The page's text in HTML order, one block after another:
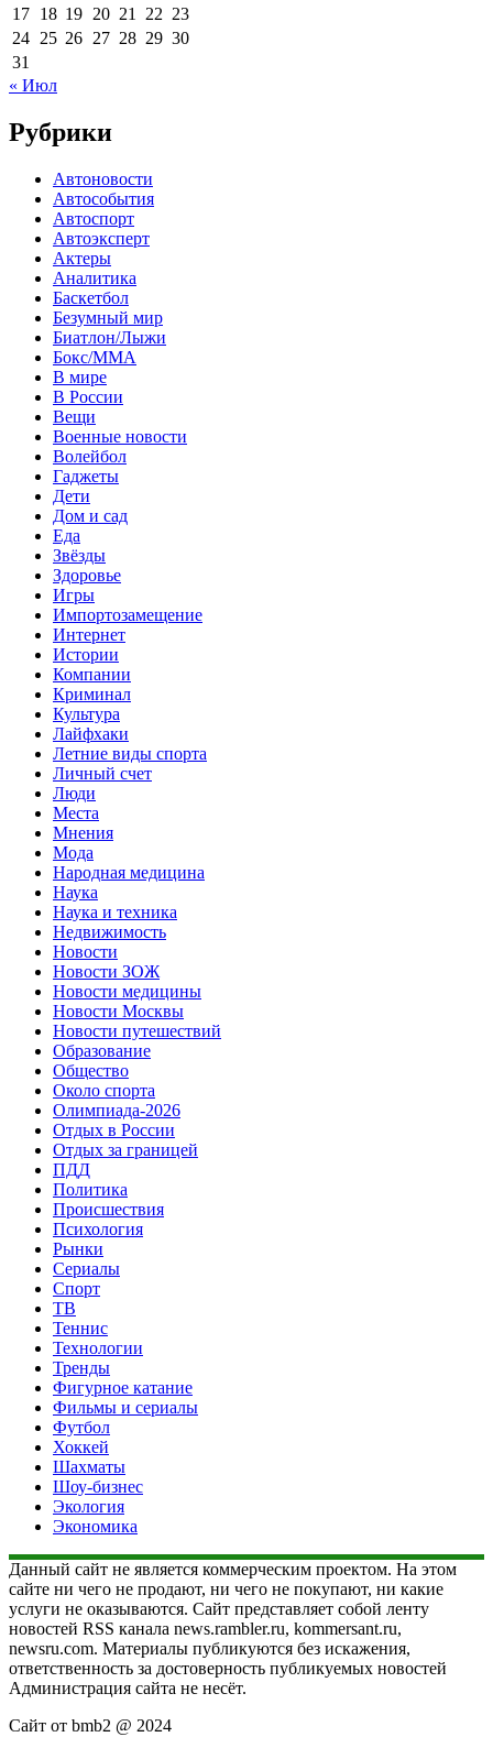
17 18 19 20 21 22 23
24 25 26 27 28 29 30
31
« Июл
Рубрики
Автоновости
Автособытия
Автоспорт
Автоэксперт
Актеры
Аналитика
Баскетбол
Безумный мир
Биатлон/Лыжи
Бокс/MMA
В мире
В России
Вещи
Военные новости
Волейбол
Гаджеты
Дети
Дом и сад
Еда
Звёзды
Здоровье
Игры
Импортозамещение
Интернет
Истории
Компании
Криминал
Культура
Лайфхаки
Летние виды спорта
Личный счет
Люди
Места
Мнения
Мода
Народная медицина
Наука
Наука и техника
Недвижимость
Новости
Новости ЗОЖ
Новости медицины
Новости Москвы
Новости путешествий
Образование
Общество
Около спорта
Олимпиада-2026
Отдых в России
Отдых за границей
ПДД
Политика
Происшествия
Психология
Рынки
Сериалы
Спорт
ТВ
Теннис
Технологии
Тренды
Фигурное катание
Фильмы и сериалы
Футбол
Хоккей
Шахматы
Шоу-бизнес
Экология
Экономика
Данный сайт не является коммерческим проектом. На этом
сайте ни чего не продают, ни чего не покупают, ни какие
услуги не оказываются. Сайт представляет собой ленту
новостей RSS канала news.rambler.ru, kommersant.ru,
newsru.com. Материалы публикуются без искажения,
ответственность за достоверность публикуемых новостей
Администрация сайта не несёт.
Сайт от bmb2 @ 2024